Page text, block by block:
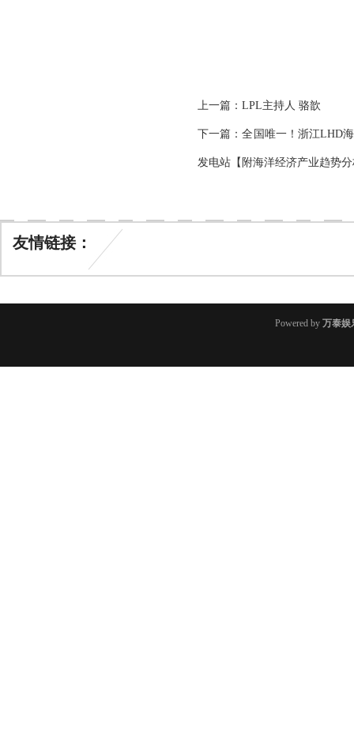
上一篇： LPL主持人 骆歆
下一篇：全国唯一！浙江LHD
发电站【附海洋经济产业趋势
友情链接：
Powered by 万泰娱